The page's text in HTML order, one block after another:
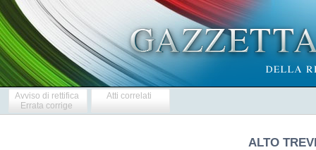
Avviso di rettifica
Errata corrige
Atti correlati
ALTO